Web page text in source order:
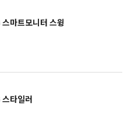
마트모니터 스윙
타일러